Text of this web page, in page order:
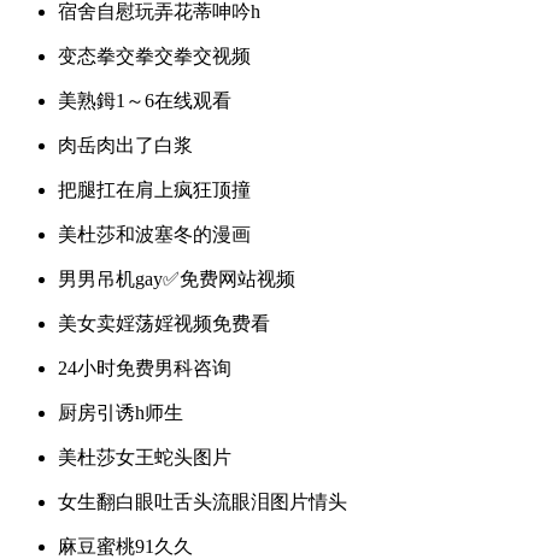
宿舍自慰玩弄花蒂呻吟h
变态拳交拳交拳交视频
美熟鉧1～6在线观看
肉岳肉出了白浆
把腿扛在肩上疯狂顶撞
美杜莎和波塞冬的漫画
男男吊机gay✅免费网站视频
美女卖婬荡婬视频免费看
24小时免费男科咨询
厨房引诱h师生
美杜莎女王蛇头图片
女生翻白眼吐舌头流眼泪图片情头
麻豆蜜桃91久久